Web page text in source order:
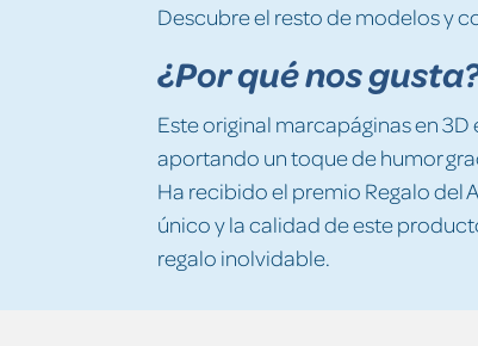
Descubre el resto de modelos y
¿Por qué nos
Este original marcapáginas en
aportando un toque de humor
Ha recibido el premio Regalo del
único y la calidad de este
regalo inolvidable.